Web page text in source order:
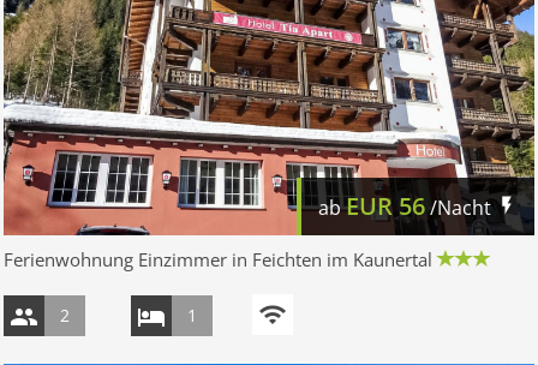
abEUR 56/Nacht
Ferienwohnung Einzimmer in Feichten im Kaunertal
2 1